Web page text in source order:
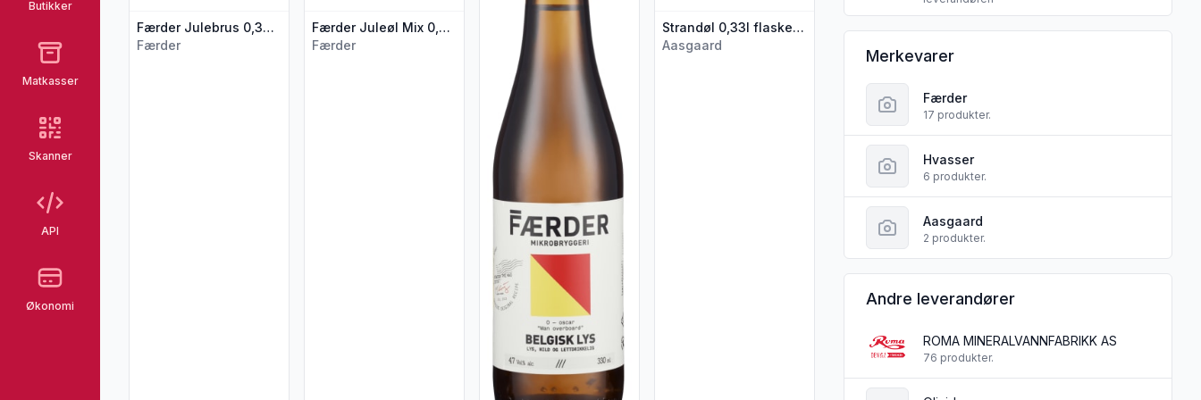
Butikker
Matkasser
Skanner
API
Økonomi
Færder Julebrus 0,33l flaske
Færder
Færder Juleøl Mix 0,33lx3 flaske
Færder
Strandøl 0,33l flaske Aasgaard
Aasgaard
Færder mikrobryggeri sine
Merkevarer
Færder
17 produkter.
Hvasser
6 produkter.
Aasgaard
2 produkter.
Andre leverandører
ROMA MINERALVANNFABRIKK AS
76 produkter.